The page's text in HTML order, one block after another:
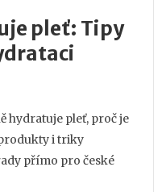
pleť: Tipy
hydratuje pleť, proč je
i triky
přímo pro české